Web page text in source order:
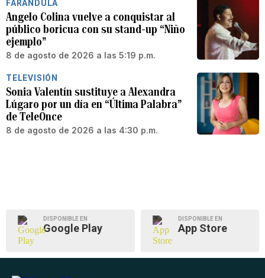
FARÁNDULA
Angelo Colina vuelve a conquistar al
público boricua con su stand-up “Niño
ejemplo”
8 de agosto de 2026 a las 5:19 p.m.
TELEVISIÓN
Sonia Valentín sustituye a Alexandra
Lúgaro por un día en “Última Palabra”
de TeleOnce
8 de agosto de 2026 a las 4:30 p.m.
DISPONIBLE EN
Google Play
DISPONIBLE EN
App Store